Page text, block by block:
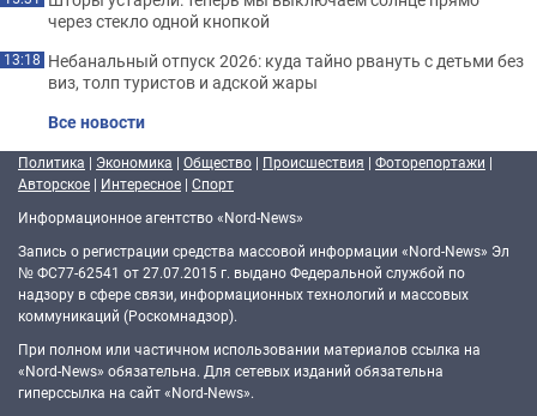
через стекло одной кнопкой
13:18 Небанальный отпуск 2026: куда тайно рвануть с детьми без
виз, толп туристов и адской жары
Все новости
Политика | Экономика | Общество | Происшествия | Фоторепортажи |
Авторское | Интересное | Спорт
Информационное агентство «Nord-News»
Запись о регистрации средства массовой информации «Nord-News» Эл
№ ФС77-62541 от 27.07.2015 г. выдано Федеральной службой по
надзору в сфере связи, информационных технологий и массовых
коммуникаций (Роскомнадзор).
При полном или частичном использовании материалов ссылка на
«Nord-News» обязательна. Для сетевых изданий обязательна
гиперссылка на сайт «Nord-News».